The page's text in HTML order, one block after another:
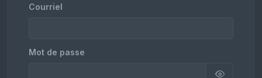
Courriel
Mot de passe